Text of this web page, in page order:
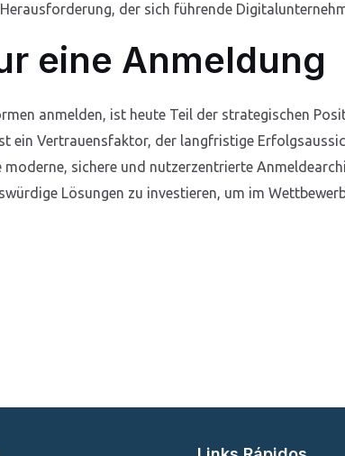
der sich führende
eine Anmeldung
anmelden, ist heute Teil der strategischen
ein Vertrauensfaktor, der langfristige
sichere und nutzerzentrierte
Lösungen zu investieren, um im